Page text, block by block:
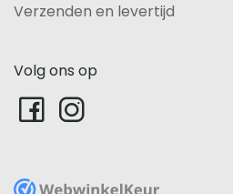
Verzenden en levertijd
Volg ons op